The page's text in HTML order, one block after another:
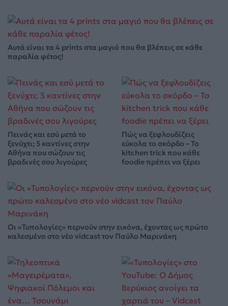
Αυτά είναι τα 4 prints στα μαγιό που θα βλέπεις σε κάθε
παραλία φέτος!
Πεινάς και εσύ μετά το
ξενύχτι; 5 καντίνες στην
Αθήνα που σώζουν τις
βραδινές σου λιγούρες
Πώς να ξεφλουδίζεις
εύκολα το σκόρδο – Το
kitchen trick που κάθε
foodie πρέπει να ξέρει
Οι «Τυπολογίες» περνούν στην εικόνα, έχοντας ως πρώτο
καλεσμένο στο νέο vidcast τον Παύλο Μαρινάκη